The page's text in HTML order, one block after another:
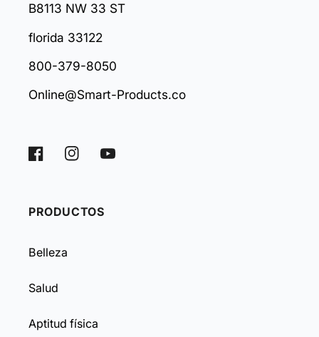
B8113 NW 33 ST
florida 33122
800-379-8050
Online@Smart-Products.co
FacebookInstagramYouTube
PRODUCTOS
Belleza
Salud
Aptitud física